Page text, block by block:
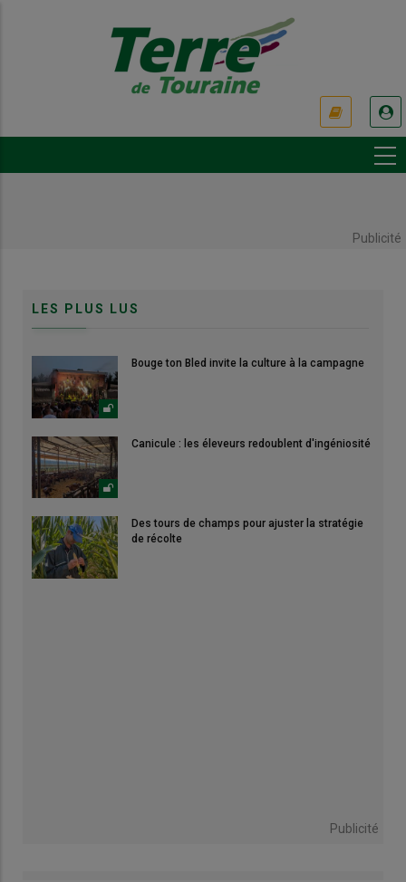
Publicité
LES PLUS LUS
Bouge ton Bled invite la culture à la campagne
Canicule : les éleveurs redoublent d'ingéniosité
Des tours de champs pour ajuster la stratégie
de récolte
Publicité